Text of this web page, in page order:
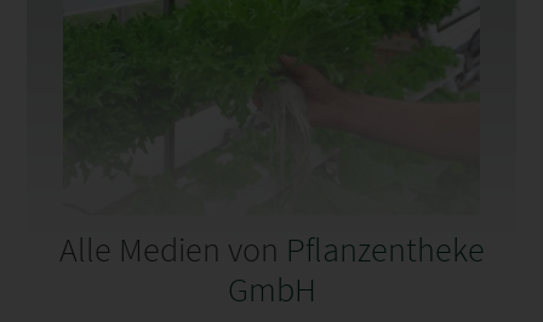
Alle Medien von Pflanzentheke
GmbH